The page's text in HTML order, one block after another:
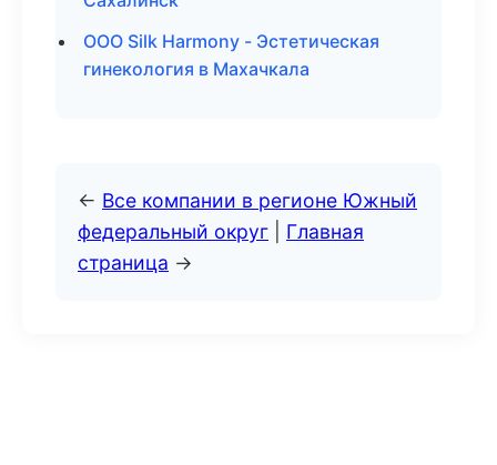
ООО Silk Harmony - Эстетическая
гинекология в Махачкала
← Все компании в регионе Южный
федеральный округ
Главная
страница →